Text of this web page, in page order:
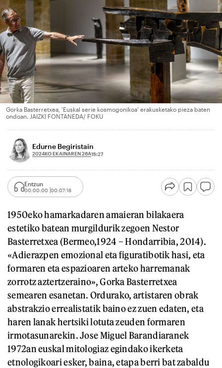
Gorka Basterretxea, 'Euskal serie kosmogonikoa' erakusketako pieza baten
ondoan. JAIZKI FONTANEDA/ FOKU
Edurne Begiristain
2024KO EKAINAREN 26A15:27
Entzun
00:00:00 00:07:18
1950eko hamarkadaren amaieran bilakaera
estetiko batean murgildurik zegoen Nestor
Basterretxea (Bermeo,1924 – Hondarribia, 2014).
«Adierazpen emozional eta figuratibotik hasi, eta
formaren eta espazioaren arteko harremanak
zorrotz aztertzeraino», Gorka Basterretxea
semearen esanetan. Ordurako, artistaren obrak
abstrakzio errealistatik baino ez zuen edaten, eta
haren lanak hertsiki lotuta zeuden formaren
irmotasunarekin. Jose Miguel Barandiaranek
1972an euskal mitologiaz egindako ikerketa
etnologikoari esker, baina, etapa berri bat zabaldu